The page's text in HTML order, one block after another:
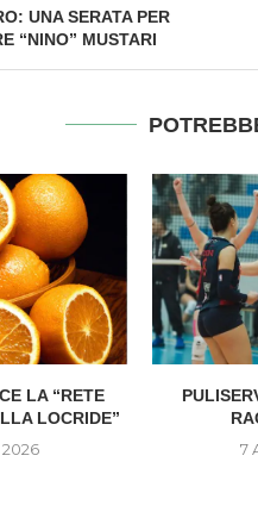
UNA SERATA PER
“NINO” MUSTARI
LA “RETE
LOCRIDE”
7